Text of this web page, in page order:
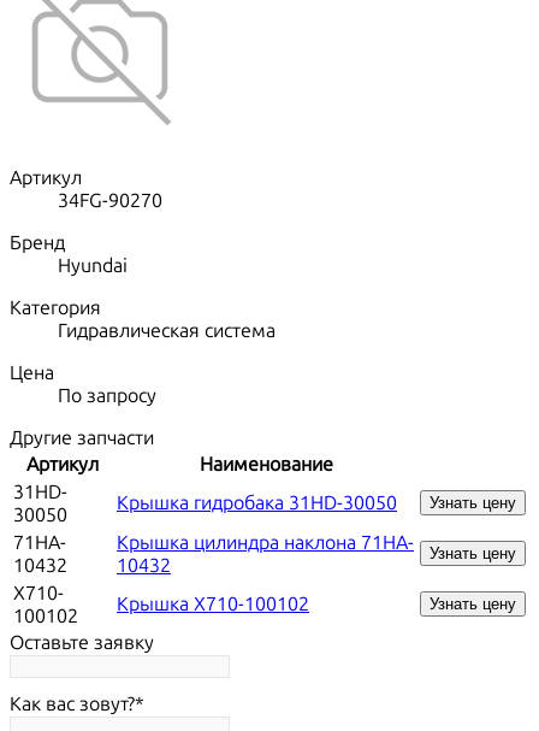
Артикул
34FG-90270
Бренд
Hyundai
Категория
Гидравлическая система
Цена
По запросу
Другие запчасти
Артикул
Наименование
31HD-
30050
Крышка гидробака 31HD-30050 Узнать цену
71HA-
10432
Крышка цилиндра наклона 71HA-
10432
Узнать цену
X710-
100102
Крышка X710-100102 Узнать цену
Оставьте заявку
Как вас зовут?